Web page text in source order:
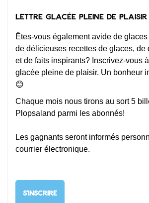
Lettre glacée pleine de plaisir
Êtes-vous également avide de
de délicieuses recettes de glaces, de
et de faits inspirants? Inscrivez-vous
glacée pleine de plaisir. Un bonheur
😊
Chaque mois nous tirons au sort 5
Plopsaland parmi les abonnés!
Les gagnants seront informés
courrier électronique.
S'INSCRIRE